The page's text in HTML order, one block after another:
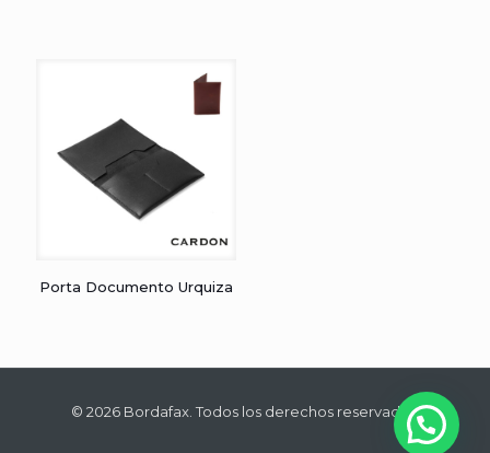
Porta Documento Urquiza
© 2026 Bordafax. Todos los derechos reservados.